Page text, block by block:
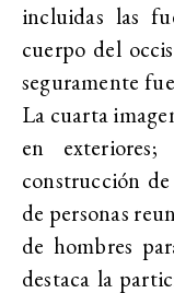
incluidas las
cuerpo del
seguramente
La cuarta
en
construcción
de personas
de hombres
destaca la